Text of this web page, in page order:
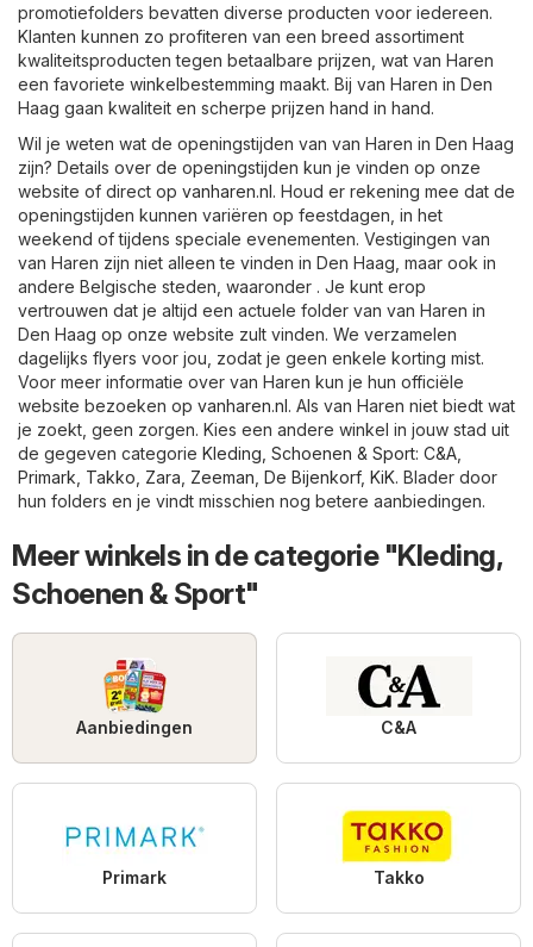
promotiefolders bevatten diverse producten voor iedereen.
Klanten kunnen zo profiteren van een breed assortiment
kwaliteitsproducten tegen betaalbare prijzen, wat van Haren
een favoriete winkelbestemming maakt. Bij van Haren in Den
Haag gaan kwaliteit en scherpe prijzen hand in hand.
Wil je weten wat de openingstijden van van Haren in Den Haag
zijn? Details over de openingstijden kun je vinden op onze
website of direct op vanharen.nl. Houd er rekening mee dat de
openingstijden kunnen variëren op feestdagen, in het
weekend of tijdens speciale evenementen. Vestigingen van
van Haren zijn niet alleen te vinden in Den Haag, maar ook in
andere Belgische steden, waaronder . Je kunt erop
vertrouwen dat je altijd een actuele folder van van Haren in
Den Haag op onze website zult vinden. We verzamelen
dagelijks flyers voor jou, zodat je geen enkele korting mist.
Voor meer informatie over van Haren kun je hun officiële
website bezoeken op vanharen.nl. Als van Haren niet biedt wat
je zoekt, geen zorgen. Kies een andere winkel in jouw stad uit
de gegeven categorie Kleding, Schoenen & Sport: C&A
Primark Takko Zara Zeeman De Bijenkorf, KiK. Blader door
hun folders en je vindt misschien nog betere aanbiedingen.
Meer winkels in de categorie "Kleding,
Schoenen & Sport"
Aanbiedingen C&A
Primark Takko